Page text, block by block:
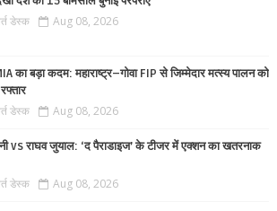
डेस्क Aug 08, 2026
का बड़ा कदम: महाराष्ट्र–गोवा FIP से जिम्मेदार मत्स्य पालन को
डेस्क Aug 08, 2026
vs राघव जुयाल: ‘द पैराडाइज’ के टीजर में एक्शन का खतरनाक
डेस्क Aug 08, 2026